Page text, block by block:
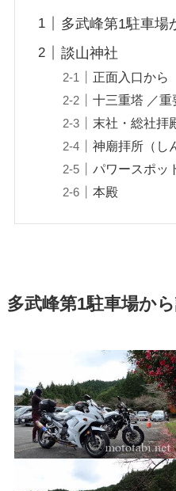
多武峰第1駐車場
談山神社
正面入口から
十三重塔 ／重
末社・総社拝
神廟拝所（し
パワースポッ
本殿
多武峰第1駐車場か